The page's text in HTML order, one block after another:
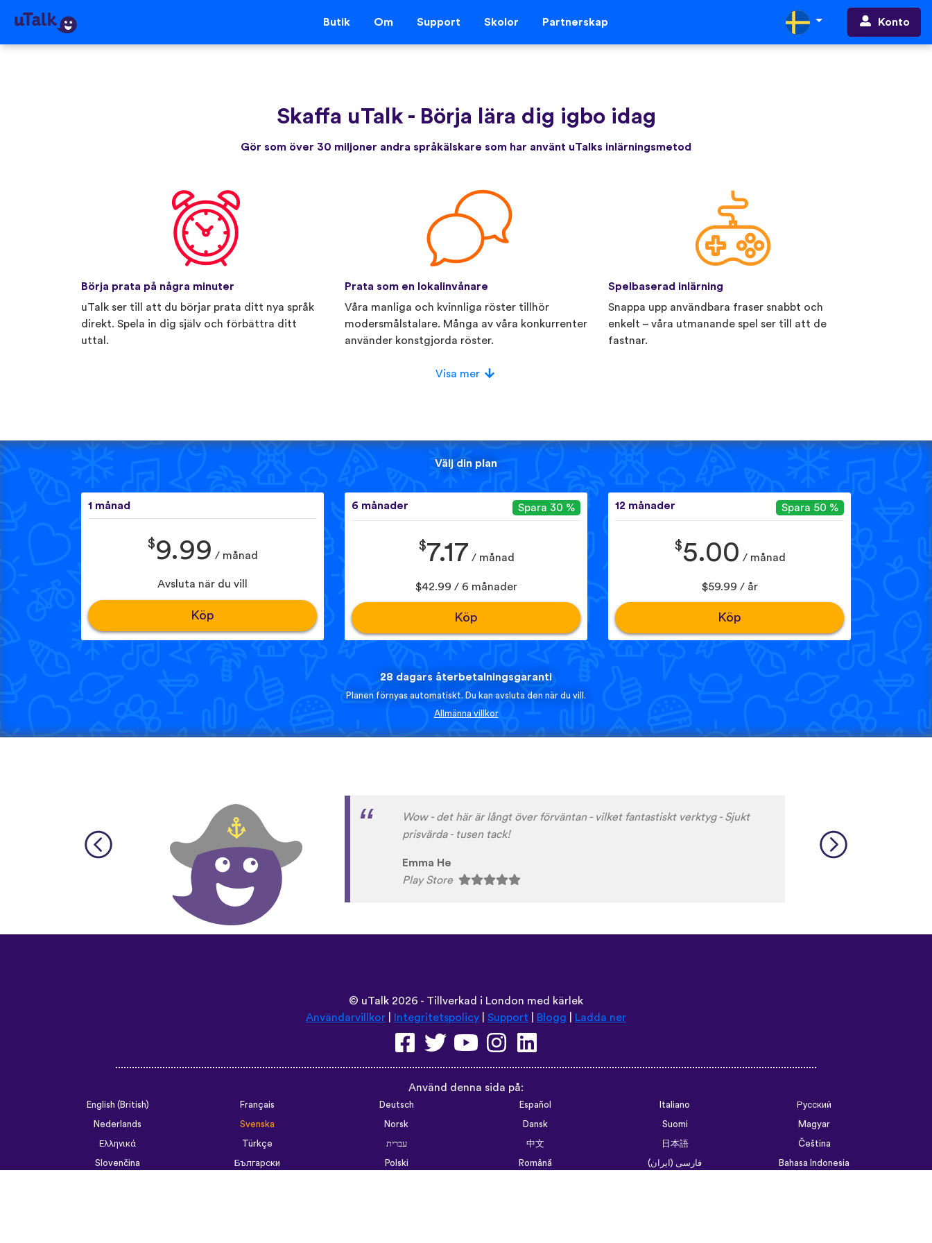
Butik Om Support Skolor Partnerskap Konto
Skaffa uTalk - Börja lära dig igbo idag
Gör som över 30 miljoner andra språkälskare som har använt uTalks inlärningsmetod
Börja prata på några minuter
uTalk ser till att du börjar prata ditt nya språk
direkt. Spela in dig själv och förbättra ditt
uttal.
Prata som en lokalinvånare
Våra manliga och kvinnliga röster tillhör
modersmålstalare. Många av våra konkurrenter
använder konstgjorda röster.
Spelbaserad inlärning
Snappa upp användbara fraser snabbt och
enkelt – våra utmanande spel ser till att de
fastnar.
Visa mer
Välj din plan
1 månad
$9.99 / månad
Avsluta när du vill
Köp
6 månader Spara 30 %
$7.17 / månad
$42.99 / 6 månader
Köp
12 månader Spara 50 %
$5.00 / månad
$59.99 / år
Köp
28 dagars återbetalningsgaranti
Planen förnyas automatiskt. Du kan avsluta den när du vill.
Allmänna villkor
Lätt att komma igång och kul att använda.
Play Store
Använd denna sida på:
English (British) Français Deutsch Español Italiano
Русский
Ελληνικά
Türkçe עברית 中文 日本語
Čeština
Slovenčina
Български Polski Română فارسی (ایران)
Bahasa Indonesia
ไทย
Tiếng Việt 한국어 Português do Brasil Українська
العربية الرسمية الحديثة
Монгол
Azərbaycan dili